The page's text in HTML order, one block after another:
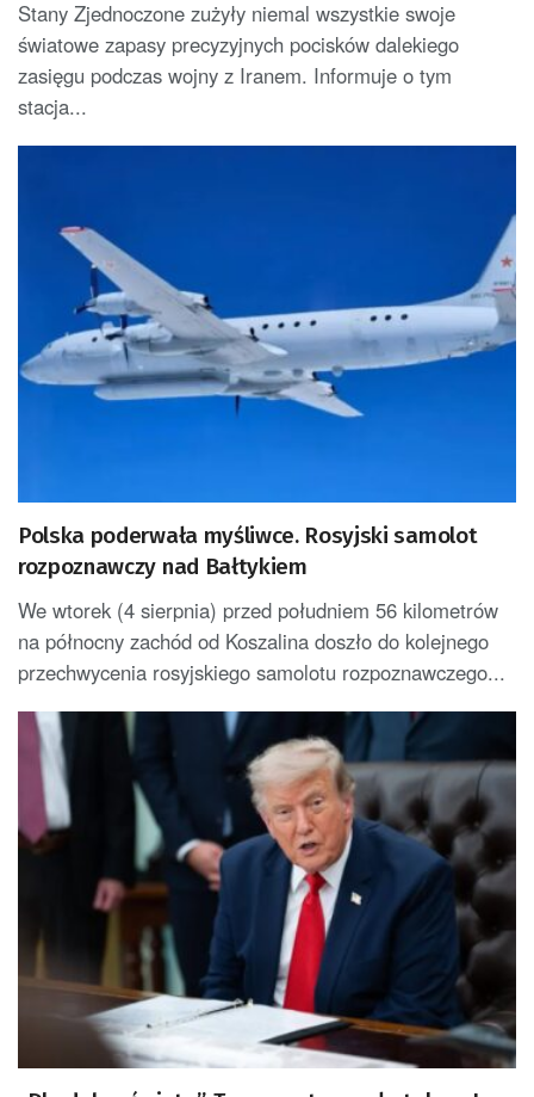
Stany Zjednoczone zużyły niemal wszystkie swoje
światowe zapasy precyzyjnych pocisków dalekiego
zasięgu podczas wojny z Iranem. Informuje o tym
stacja...
Polska poderwała myśliwce. Rosyjski samolot
rozpoznawczy nad Bałtykiem
We wtorek (4 sierpnia) przed południem 56 kilometrów
na północny zachód od Koszalina doszło do kolejnego
przechwycenia rosyjskiego samolotu rozpoznawczego...